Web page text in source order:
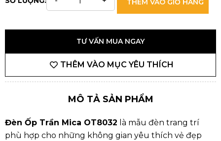
TƯ VẤN MUA NGAY
THÊM VÀO MỤC YÊU THÍCH
MÔ TẢ SẢN PHẨM
Đèn Ốp Trần Mica OT8032 là mẫu đèn trang trí
phù hợp cho những không gian yêu thích vẻ đẹp